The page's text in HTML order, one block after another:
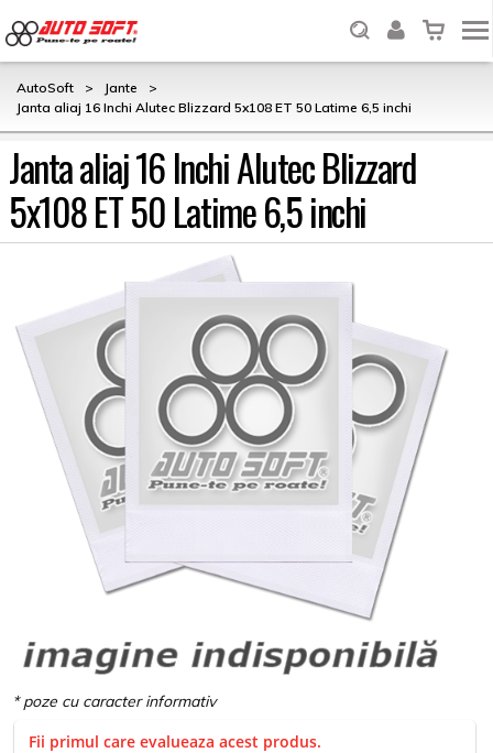
AutoSoft > Jante
>
Janta aliaj 16 Inchi Alutec Blizzard 5x108 ET 50 Latime 6,5 inchi
Janta aliaj 16 Inchi Alutec Blizzard
5x108 ET 50 Latime 6,5 inchi
Fii primul care evalueaza acest produs.